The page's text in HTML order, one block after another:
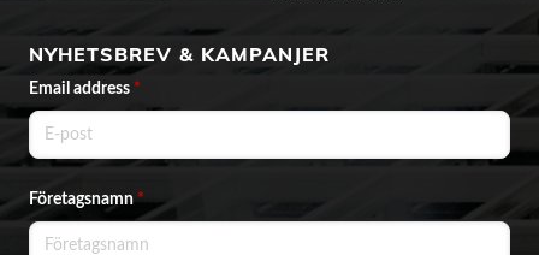
NYHETSBREV & KAMPANJER
Email address *
Företagsnamn*